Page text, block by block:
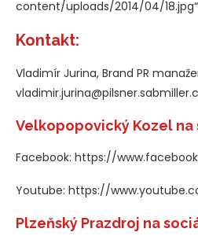
content/uploads/2014/04/
Kontakt:
Vladimír Jurina, Brand PR
Velkopopovický Kozel
Facebook: https://
Youtube: https://
Plzeňský Prazdroj na